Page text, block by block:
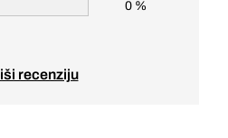
0 %
recenziju